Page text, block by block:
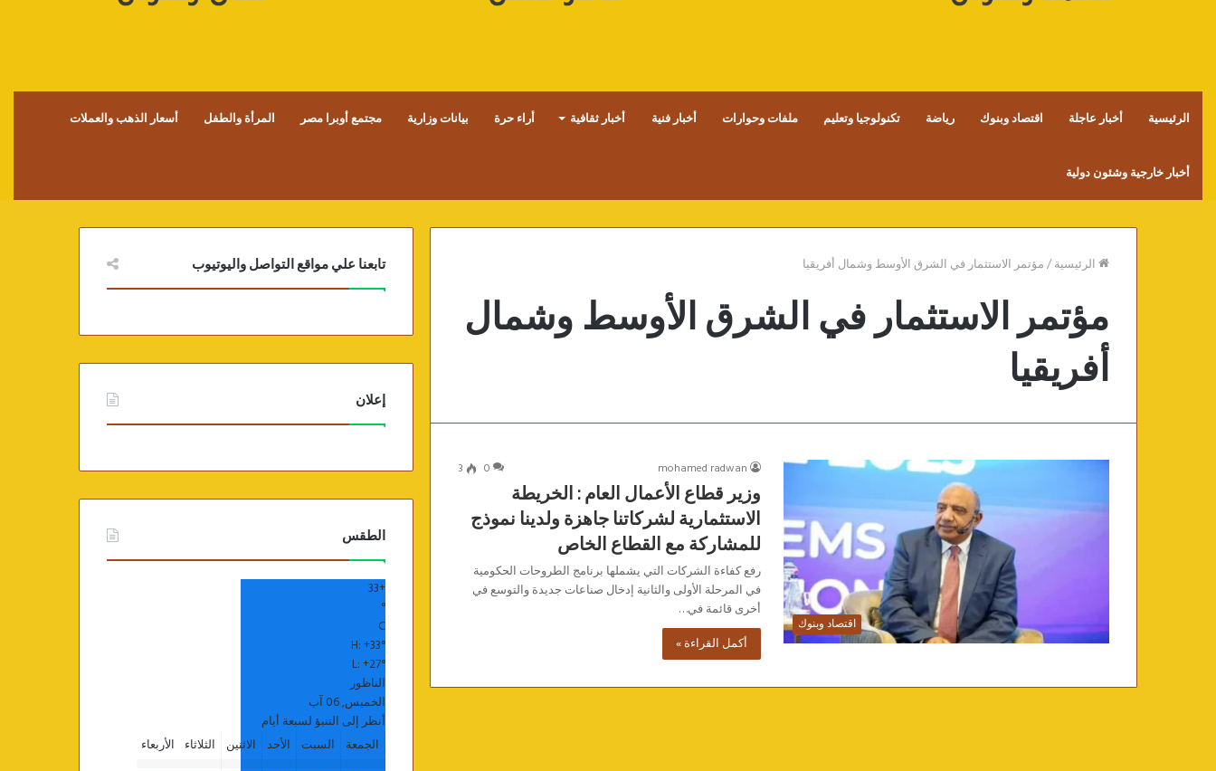
الرئيسية أخبار عاجلة اقتصاد وبنوك رياضة تكنولوجيا وتعليم ملفات وحوارات أخبار فنية أخبار ثقافية أراء حرة بيانات وزارية مجتمع أوبرا مصر المرأة والطفل أسعار الذهب والعملات
أخبار خارجية وشئون دولية
الرئيسية/مؤتمر الاستثمار في الشرق الأوسط وشمال أفريقيا
مؤتمر الاستثمار في الشرق الأوسط وشمال
أفريقيا
اقتصاد وبنوك
mohamed radwan
0
3
وزير قطاع الأعمال العام : الخريطة
الاستثمارية لشركاتنا جاهزة ولدينا نموذج
للمشاركة مع القطاع الخاص
رفع كفاءة الشركات التي يشملها برنامج الطروحات الحكومية
في المرحلة الأولى والثانية إدخال صناعات جديدة والتوسع في
أخرى قائمة في…
أكمل القراءة »
تابعنا علي مواقع التواصل واليوتيوب
إعلان
الطقس
+
33
°
C
H:+33°
L:+27°
الناظور
الخميس, 06 آب
أنظر إلى التنبؤ لسبعة أيام
الجمعة
السبت الأحد الاثنين الثلاثاء
الأربعاء